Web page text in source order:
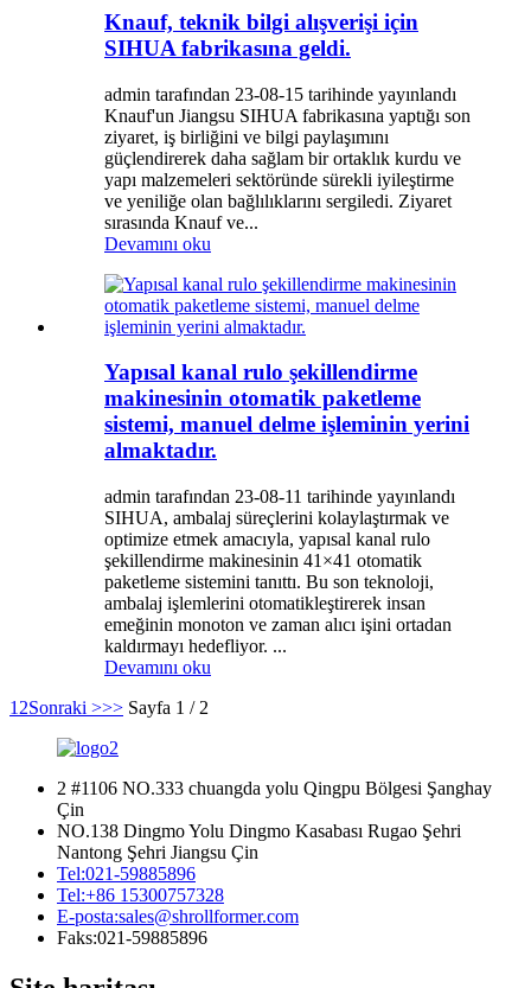
Knauf, teknik bilgi alışverişi için
SIHUA fabrikasına geldi.
admin tarafından 23-08-15 tarihinde yayınlandı
Knauf'un Jiangsu SIHUA fabrikasına yaptığı son
ziyaret, iş birliğini ve bilgi paylaşımını
güçlendirerek daha sağlam bir ortaklık kurdu ve
yapı malzemeleri sektöründe sürekli iyileştirme
ve yeniliğe olan bağlılıklarını sergiledi. Ziyaret
sırasında Knauf ve...
Devamını oku
Yapısal kanal rulo şekillendirme
makinesinin otomatik paketleme
sistemi, manuel delme işleminin yerini
almaktadır.
admin tarafından 23-08-11 tarihinde yayınlandı
SIHUA, ambalaj süreçlerini kolaylaştırmak ve
optimize etmek amacıyla, yapısal kanal rulo
şekillendirme makinesinin 41×41 otomatik
paketleme sistemini tanıttı. Bu son teknoloji,
ambalaj işlemlerini otomatikleştirerek insan
emeğinin monoton ve zaman alıcı işini ortadan
kaldırmayı hedefliyor. ...
Devamını oku
1 2Sonraki >>> Sayfa 1 / 2
2 #1106 NO.333 chuangda yolu Qingpu Bölgesi Şanghay
Çin
NO.138 Dingmo Yolu Dingmo Kasabası Rugao Şehri
Nantong Şehri Jiangsu Çin
Tel:021-59885896
Tel:+86 15300757328
E-posta:sales@shrollformer.com
Faks:021-59885896